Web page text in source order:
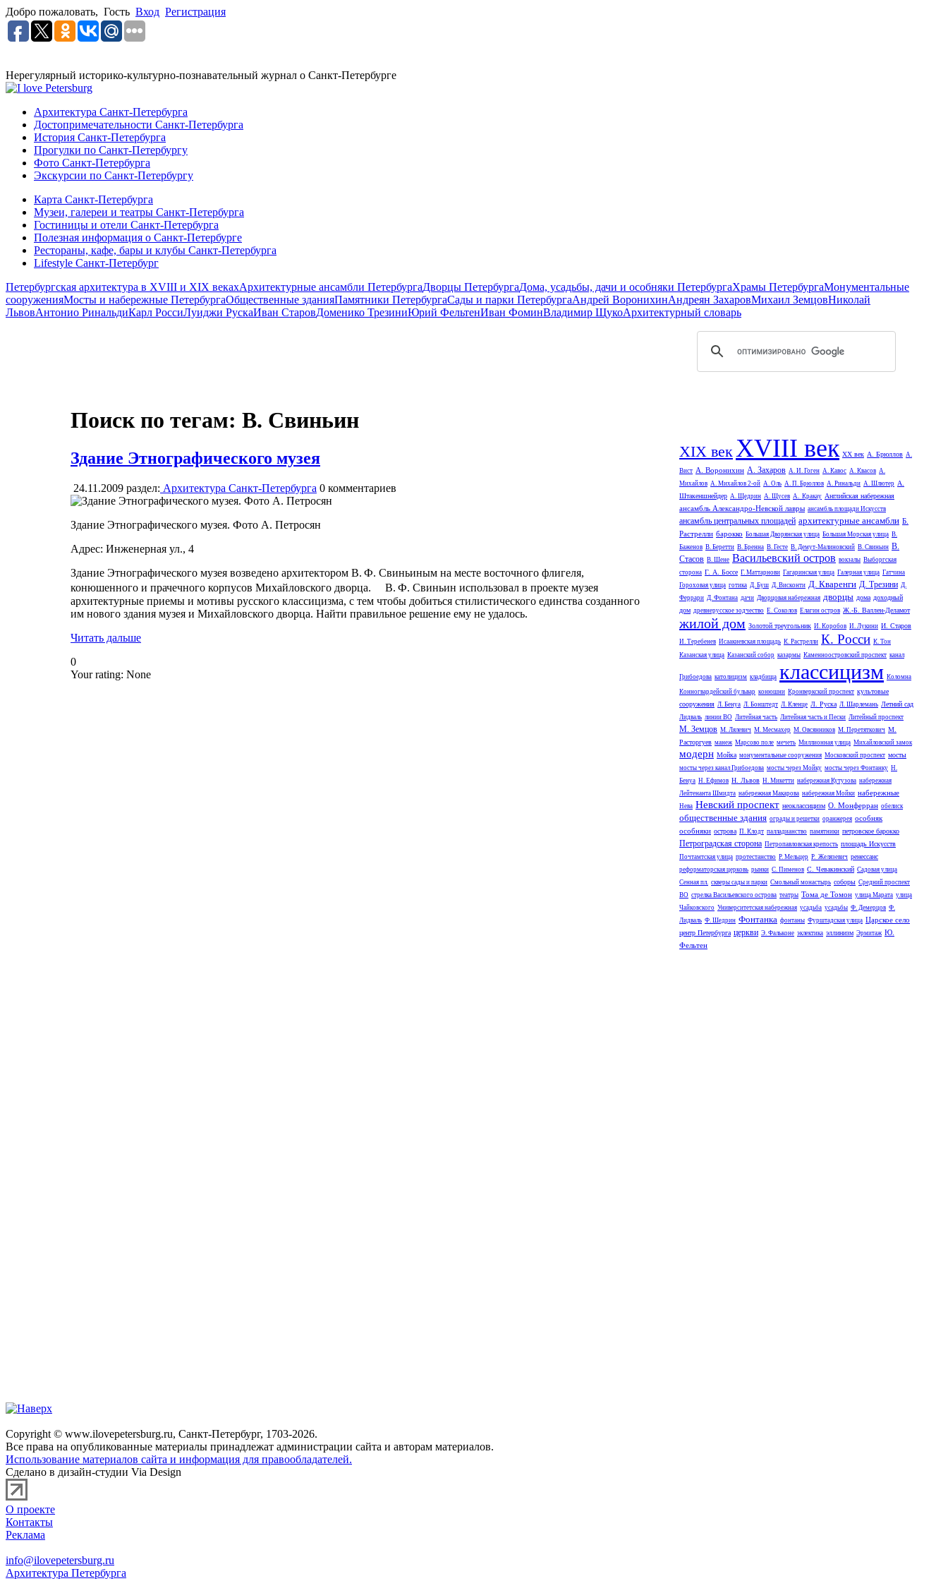
Добро пожаловать, Гость Вход Регистрация
Нерегулярный историко-культурно-познавательный журнал о Санкт-Петербурге
Архитектура Санкт-Петербурга
Достопримечательности Санкт-Петербурга
История Санкт-Петербурга
Прогулки по Санкт-Петербургу
Фото Санкт-Петербурга
Экскурсии по Санкт-Петербургу
Карта Санкт-Петербурга
Музеи, галереи и театры Санкт-Петербурга
Гостиницы и отели Санкт-Петербурга
Полезная информация о Санкт-Петербурге
Рестораны, кафе, бары и клубы Санкт-Петербурга
Lifestyle Санкт-Петербург
Петербургская архитектура в XVIII и XIX векахАрхитектурные ансамбли ПетербургаДворцы ПетербургаДома, усадьбы, дачи и особняки ПетербургаХрамы ПетербургаМонументальные
сооруженияМосты и набережные ПетербургаОбщественные зданияПамятники ПетербургаСады и парки ПетербургаАндрей ВоронихинАндреян ЗахаровМихаил ЗемцовНиколай
ЛьвовАнтонио РинальдиКарл РоссиЛуиджи РускаИван СтаровДоменико ТрезиниЮрий ФельтенИван ФоминВладимир ЩукоАрхитектурный словарь
Поиск по тегам: В. Свиньин
Здание Этнографического музея
24.11.2009 раздел: Архитектура Санкт-Петербурга 0 комментариев
Здание Этнографического музея. Фото А. Петросян
Адрес: Инженерная ул., 4
Здание Этнографического музея возведено архитектором В. Ф. Свиньиным на месте восточного флигеля,
конюшенного и прачечного корпусов Михайловского дворца. В. Ф. Свиньин использовал в проекте музея
архитектурные приемы и мотивы русского классицизма, с тем чтобы добиться стилистического единства созданного
им нового здания музея и Михайловского дворца. Найти правильное решение ему не удалось.
Читать дальше
0
Your rating: None
XIX векXVIII век XX век А. Брюллов А.
Вист А. Воронихин А. Захаров А. И. Гоген А. Кавос А. Квасов А.
Михайлов А. Михайлов 2-ой А. Оль А. П. Брюллов А. Ринальди А. Шлютер А.
Штакеншнейдер А. Щедрин А. Щусев А. Кракау Английская набережная
ансамбль Александро-Невской лавры ансамбль площади Искусств
ансамбль центральных площадей архитектурные ансамбли Б.
Растрелли барокко Большая Дворянская улица Большая Морская улица В.
Баженов В. Беретти В. Бренна В. Гесте В. Демут-Малиновский В. Свиньин В.
Стасов В. Шене Васильевский остров вокзалы Выборгская
сторона Г. А. Боссе Г. Маттарнови Гагаринская улица Галерная улица Гатчина
Гороховая улица готика Д. Буш Д. Висконти Д. Кваренги Д. Трезини Д.
Феррари Д. Фонтана дачи Дворцовая набережная дворцы дома доходный
дом древнерусское зодчество Е. Соколов Елагин остров Ж.-Б. Валлен-Деламот
жилой дом Золотой треугольник И. Коробов И. Лукини И. Старов
И. Теребенев Исаакиевская площадь К. Растрелли К. Росси К. Тон
Казанская улица Казанский собор казармы Каменноостровский проспект канал
Грибоедова католицизм кладбища классицизм Коломна
Конногвардейский бульвар конюшни Кронверкский проспект культовые
сооружения Л. Бенуа Л. Бонштедт Л. Кленце Л. Руска Л. Шарлемань Летний сад
Лидваль линии ВО Литейная часть Литейная часть и Пески Литейный проспект
М. Земцов М. Лялевич М. Месмахер М. Овсянников М. Перетяткович М.
Расторгуев манеж Марсово поле мечеть Миллионная улица Михайловский замок
модерн Мойка монументальные сооружения Московский проспект мосты
мосты через канал Грибоедова мосты через Мойку мосты через Фонтанку Н.
Бенуа Н. Ефимов Н. Львов Н. Микетти набережная Кутузова набережная
Лейтенанта Шмидта набережная Макарова набережная Мойки набережные
Нева Невский проспект неоклассицизм О. Монферран обелиск
общественные здания ограды и решетки оранжерея особняк
особняки острова П. Клодт палладианство памятники петровское барокко
Петроградская сторона Петропавловская крепость площадь Искусств
Почтамтская улица протестанство Р. Мельцер Р. Желязевич ренессанс
реформаторская церковь рынки С. Пименов С. Чевакинский Садовая улица
Сенная пл. скверы сады и парки Смольный монастырь соборы Средний проспект
ВО стрелка Васильевского острова театры Тома де Томон улица Марата улица
Чайковского Университетская набережная усадьба усадьбы Ф. Демерцов Ф.
Лидваль Ф. Шедрин Фонтанка фонтаны Фурштадская улица Царское село
центр Петербурга церкви Э. Фальконе эклектика эллинизм Эрмитаж Ю.
Фельтен
Copyright © www.ilovepetersburg.ru, Санкт-Петербург, 1703-2026.
Все права на опубликованные материалы принадлежат администрации сайта и авторам материалов.
Использование материалов сайта и информация для правообладателей.
Сделано в дизайн-студии Via Design
О проекте
Контакты
Реклама
info@ilovepetersburg.ru
Архитектура Петербурга